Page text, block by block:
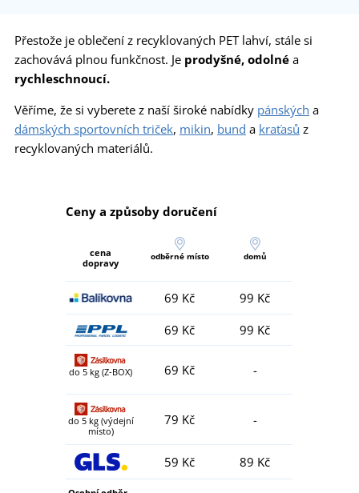
Přestože je oblečení z recyklovaných PET lahví, stále si
zachovává plnou funkčnost. Je prodyšné, odolné a
rychleschnoucí.
Věříme, že si vyberete z naší široké nabídky pánských a
dámských sportovních triček, mikin, bund a kraťasů z
recyklovaných materiálů.
Ceny a způsoby doručení
cena
dopravy
odběrné místo domů
69 Kč
99 Kč
69 Kč
99 Kč
do 5 kg (Z-BOX) 69 Kč -
do 5 kg (výdejní
místo)
79 Kč -
59 Kč 89 Kč